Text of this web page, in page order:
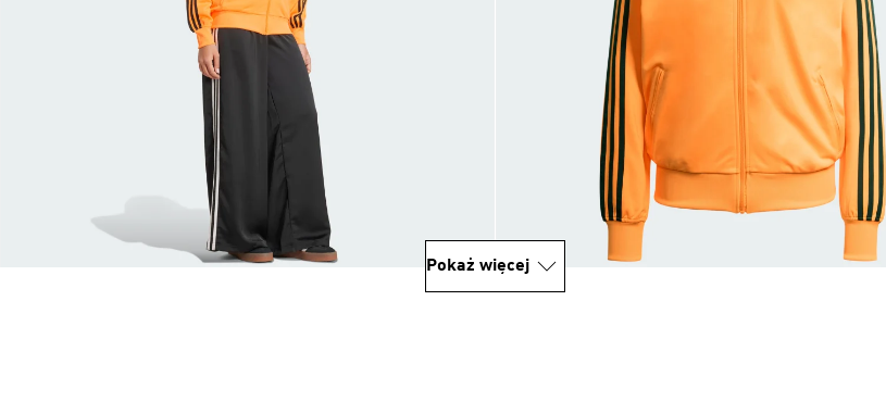
Pokaż więcej